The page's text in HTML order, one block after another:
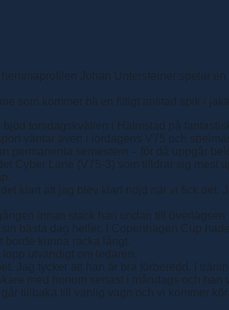
Johan Untersteiner spelar
som kommer bli en flitigt anlitad spik i
torsdagskvällen i Halmstad på
väntar även i lördagens V75 och
permanenta semestern – för då uppgår
Cyber Lane (V75-3) som tilldrar sig mest
klart att jag blev klart nöjd när vi fick det.
innan stack han undan till
bästa dag heller. I Copenhagen Cup
borde kunna räcka långt.
utvändigt om ledaren.
Jag tycker att han är bra förberedd. I
med honom senast i måndags och
tillbaka till vanlig vagn och vi kommer